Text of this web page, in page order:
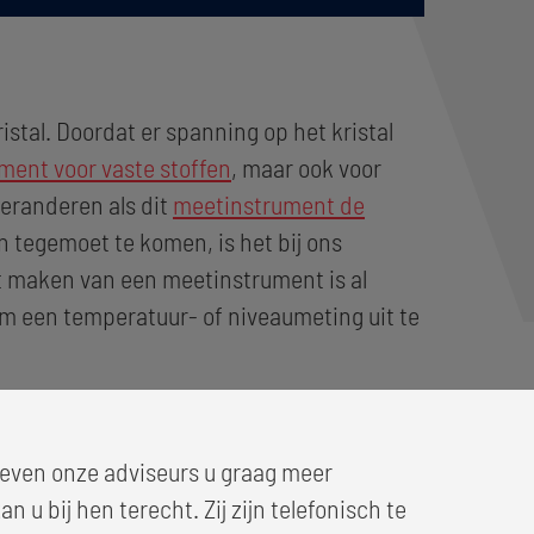
Doordat er spanning op het kristal
voor vaste stoffen, maar ook voor
als dit meetinstrument de
tegemoet te komen, is het bij ons
van een meetinstrument is al
een temperatuur- of niveaumeting uit te
onze adviseurs u graag meer
u bij hen terecht. Zij zijn telefonisch te